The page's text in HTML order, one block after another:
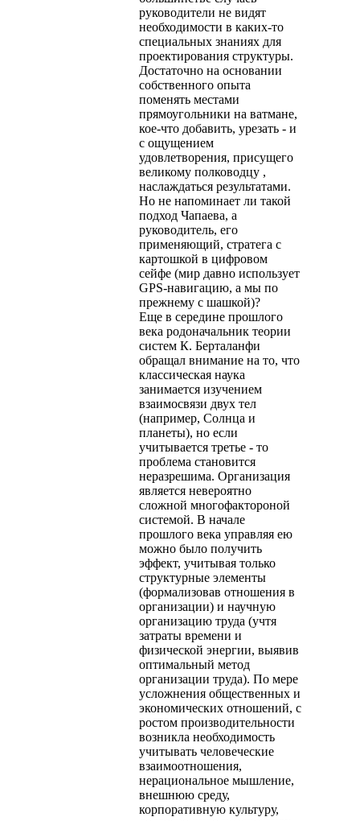
руководители не видят
необходимости в каких-то
специальных знаниях для
проектирования структуры.
Достаточно на основании
собственного опыта
поменять местами
прямоугольники на ватмане,
кое-что добавить, урезать - и
с ощущением
удовлетворения, присущего
великому полководцу ,
наслаждаться результатами.
Но не напоминает ли такой
подход Чапаева, а
руководитель, его
применяющий, стратега с
картошкой в цифровом
сейфе (мир давно использует
GPS-навигацию, а мы по
прежнему с шашкой)?
Еще в середине прошлого
века родоначальник теории
систем К. Берталанфи
обращал внимание на то, что
классическая наука
занимается изучением
взаимосвязи двух тел
(например, Солнца и
планеты), но если
учитывается третье - то
проблема становится
неразрешима. Организация
является невероятно
сложной многофактороной
системой. В начале
прошлого века управляя ею
можно было получить
эффект, учитывая только
структурные элементы
(формализовав отношения в
организации) и научную
организацию труда (учтя
затраты времени и
физической энергии, выявив
оптимальный метод
организации труда). По мере
усложнения общественных и
экономических отношений, с
ростом производительности
возникла необходимость
учитывать человеческие
взаимоотношения,
нерациональное мышление,
внешнюю среду,
корпоративную культуру,